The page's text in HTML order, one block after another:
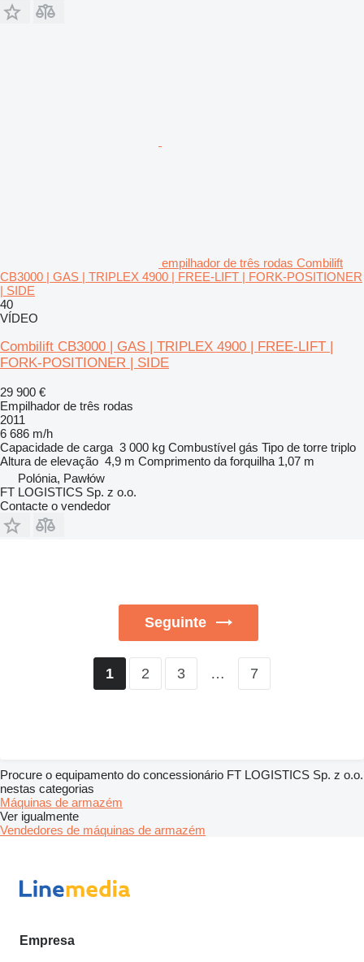
empilhador de três rodas Combilift
CB3000 | GAS | TRIPLEX 4900 | FREE-LIFT | FORK-POSITIONER
| SIDE
40
VÍDEO
Combilift CB3000 | GAS | TRIPLEX 4900 | FREE-LIFT |
FORK-POSITIONER | SIDE
29 900 €
Empilhador de três rodas
2011
6 686 m/h
Capacidade de carga 3 000 kg Combustível gás Tipo de torre triplo
Altura de elevação 4,9 m Comprimento da forquilha 1,07 m
Polónia, Pawłów
FT LOGISTICS Sp. z o.o.
Contacte o vendedor
Seguinte
1 2 3 … 7
Procure o equipamento do concessionário FT LOGISTICS Sp. z o.o.
nestas categorias
Máquinas de armazém
Ver igualmente
Vendedores de máquinas de armazém
Empresa